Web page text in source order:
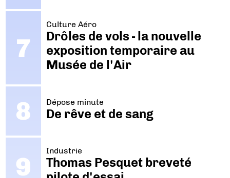
Culture Aéro
Drôles de vols - la nouvelle
exposition temporaire au
Musée de l'Air
Dépose minute
De rêve et de sang
Industrie
Thomas Pesquet breveté